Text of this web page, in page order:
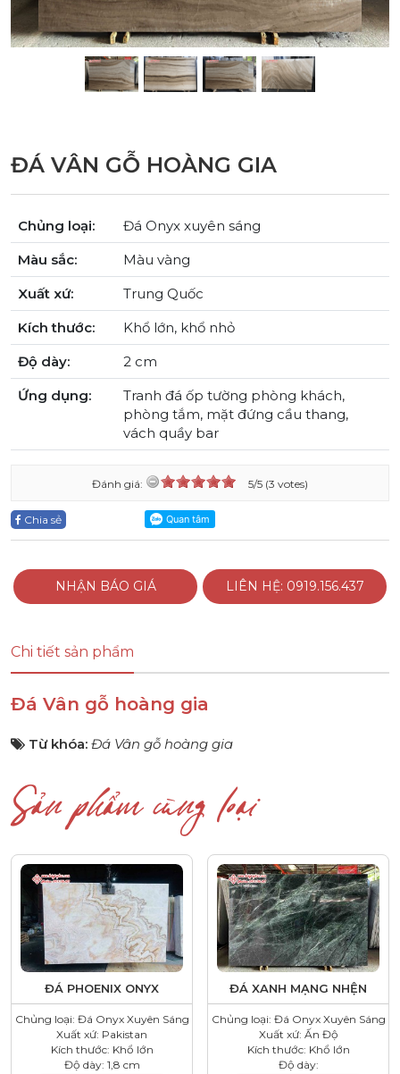
ĐÁ VÂN GỖ HOÀNG GIA
Chủng loại:
Đá Onyx xuyên sáng
Màu sắc:
Màu vàng
Xuất xứ:
Trung Quốc
Kích thước:
Khổ lớn, khổ nhỏ
Độ dày:
2 cm
Ứng dụng:
Tranh đá ốp tường phòng khách,
phòng tắm, mặt đứng cầu thang,
vách quầy bar
Đánh giá: 5/5 (3 votes)
Chia sẻ
NHẬN BÁO GIÁ LIÊN HỆ: 0919.156.437
Chi tiết sản phẩm
Đá Vân gỗ hoàng gia
Từ khóa: Đá Vân gỗ hoàng gia
Sản phẩm cùng loại
ĐÁ PHOENIX ONYX
Chủng loại: Đá Onyx Xuyên Sáng
Xuất xứ: Pakistan
Kích thước: Khổ lớn
Độ dày: 1,8 cm
ĐÁ XANH MẠNG NHỆN
Chủng loại: Đá Onyx Xuyên Sáng
Xuất xứ: Ấn Độ
Kích thước: Khổ lớn
Độ dày: